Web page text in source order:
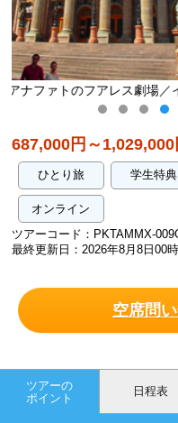
世界
687,000円～1,029,000
ひとり旅 学生特典
オンライン
ツアーコード：PKTAMMX-
最終更新日：2026年8月8日00
空席問
ツアーの
ポイント
日程表